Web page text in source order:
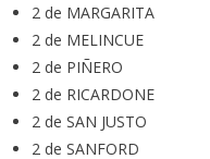
2 de MARGARITA
2 de MELINCUE
2 de PIÑERO
2 de RICARDONE
2 de SAN JUSTO
2 de SANFORD